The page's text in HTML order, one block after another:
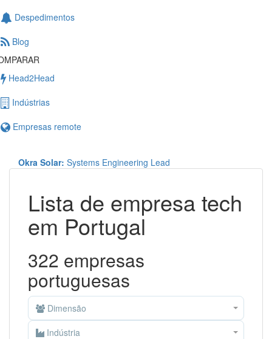
Despedimentos
Blog
Head2Head
Indústrias
Empresas remote
Okra Solar: Systems Engineering Lead
Lista de empresa tech
em Portugal
322 empresas
portuguesas
Dimensão
Indústria